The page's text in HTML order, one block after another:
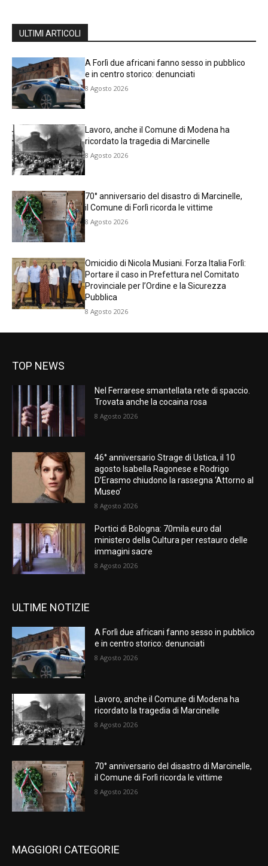
ULTIMI ARTICOLI
A Forlì due africani fanno sesso in pubblico
e in centro storico: denunciati
8 Agosto 2026
Lavoro, anche il Comune di Modena ha
ricordato la tragedia di Marcinelle
8 Agosto 2026
70° anniversario del disastro di Marcinelle,
il Comune di Forlì ricorda le vittime
8 Agosto 2026
Omicidio di Nicola Musiani. Forza Italia Forlì:
Portare il caso in Prefettura nel Comitato
Provinciale per l’Ordine e la Sicurezza
Pubblica
8 Agosto 2026
TOP NEWS
Nel Ferrarese smantellata rete di spaccio.
Trovata anche la cocaina rosa
8 Agosto 2026
46° anniversario Strage di Ustica, il 10
agosto Isabella Ragonese e Rodrigo
D’Erasmo chiudono la rassegna ‘Attorno al
Museo’
8 Agosto 2026
Portici di Bologna: 70mila euro dal
ministero della Cultura per restauro delle
immagini sacre
8 Agosto 2026
ULTIME NOTIZIE
A Forlì due africani fanno sesso in pubblico
e in centro storico: denunciati
8 Agosto 2026
Lavoro, anche il Comune di Modena ha
ricordato la tragedia di Marcinelle
8 Agosto 2026
70° anniversario del disastro di Marcinelle,
il Comune di Forlì ricorda le vittime
8 Agosto 2026
MAGGIORI CATEGORIE